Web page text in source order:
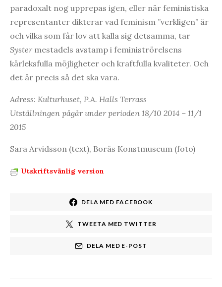
paradoxalt nog upprepas igen, eller när feministiska
representanter dikterar vad feminism ”verkligen” är
och vilka som får lov att kalla sig detsamma, tar
Syster mestadels avstamp i feministrörelsens
kärleksfulla möjligheter och kraftfulla kvaliteter. Och
det är precis så det ska vara.
Adress: Kulturhuset, P.A. Halls Terrass
Utställningen pågår under perioden 18/10 2014 – 11/1
2015
Sara Arvidsson (text), Boräs Konstmuseum (foto)
Utskriftsvänlig version
DELA MED FACEBOOK
TWEETA MED TWITTER
DELA MED E-POST